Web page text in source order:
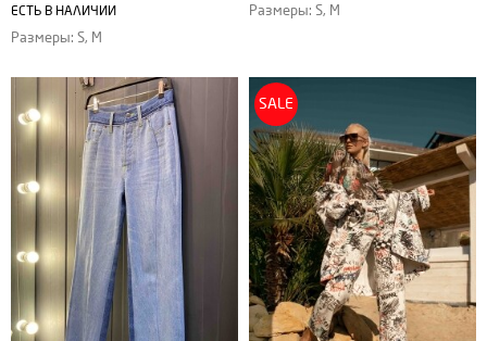
ЕСТЬ В НАЛИЧИИ
Размеры: S, M
Размеры: S, M
SALE